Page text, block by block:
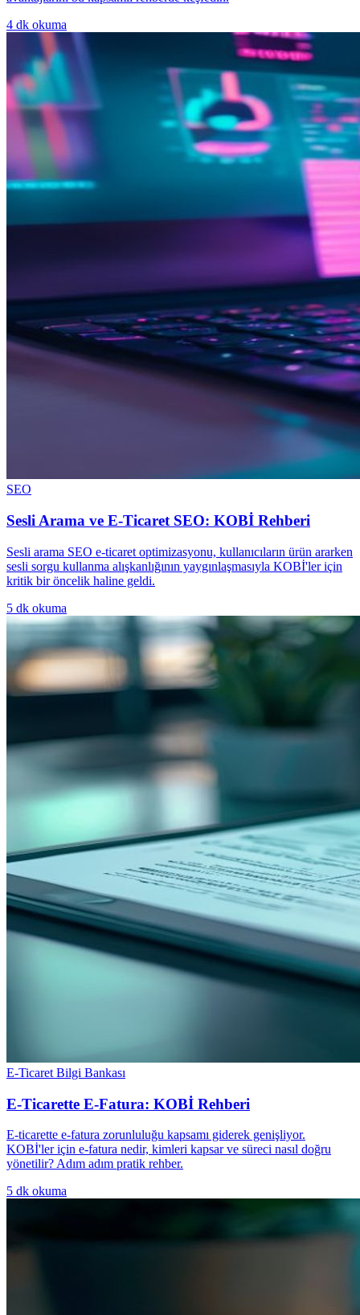
4 dk okuma
SEO
Sesli Arama ve E-Ticaret SEO: KOBİ Rehberi
Sesli arama SEO e-ticaret optimizasyonu, kullanıcıların ürün ararken
sesli sorgu kullanma alışkanlığının yaygınlaşmasıyla KOBİ'ler için
kritik bir öncelik haline geldi.
5 dk okuma
E-Ticaret Bilgi Bankası
E-Ticarette E-Fatura: KOBİ Rehberi
E-ticarette e-fatura zorunluluğu kapsamı giderek genişliyor.
KOBİ'ler için e-fatura nedir, kimleri kapsar ve süreci nasıl doğru
yönetilir? Adım adım pratik rehber.
5 dk okuma